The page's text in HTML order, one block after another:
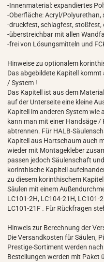
-Innenmaterial: expandiertes
-Oberfläche: Acryl/Polyurethan,
-druckfest, schlagfest,
-überstreichbar mit allen
-frei von Lösungsmitteln und
Hinweise zu optionalem
Das abgebildete Kapitell kommt
/ System !
Das Kapitell ist aus dem
auf der Unterseite eine kleine
Kapitell im anderen System wie
kann man mit einer Handsäge
abtrennen. Für HALB-
Kapitell aus Hartschaum auch
wieder mit Montagekleber
passen jedoch Säulenschaft
korinthische Kapitell
zu diesem korinthischem
Säulen mit einem
LC101-2H, LC104-21H, LC101-
LC101-21F . Für Rückfragen
Hinweis zur Berechnung der
Die Versandkosten für Säulen,
Prestige-Sortiment werden
Bestellungen werden mit Paket